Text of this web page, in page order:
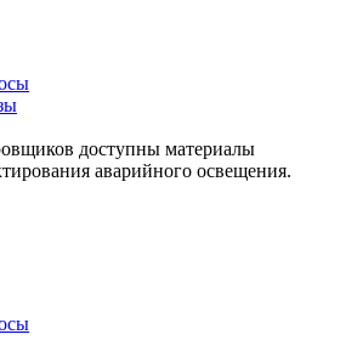
доступны материалы
аварийного освещения.